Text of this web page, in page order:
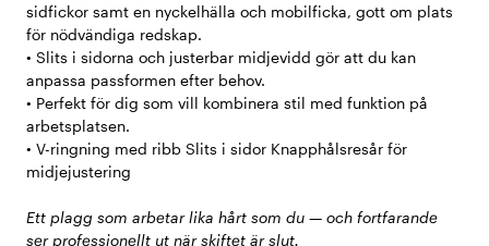
sidfickor samt en nyckelhälla och mobilficka, gott om plats
för nödvändiga redskap.
• Slits i sidorna och justerbar midjevidd gör att du kan
anpassa passformen efter behov.
• Perfekt för dig som vill kombinera stil med funktion på
arbetsplatsen.
• V-ringning med ribb Slits i sidor Knapphålsresår för
midjejustering
Ett plagg som arbetar lika hårt som du — och fortfarande
ser professionellt ut när skiftet är slut.